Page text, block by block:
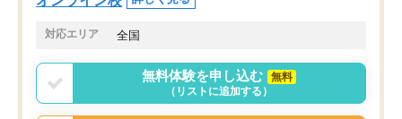
対応エリア 全国
無料体験を申し込む
無料
（リストに追加する）